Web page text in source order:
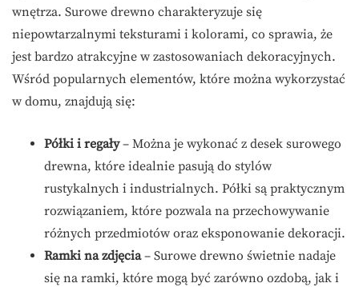
wnętrza. Surowe drewno charakteryzuje się
niepowtarzalnymi teksturami i kolorami, co sprawia, że
jest bardzo atrakcyjne w zastosowaniach dekoracyjnych.
Wśród popularnych elementów, które można wykorzystać
w domu, znajdują się:
Półki i regały– Można je wykonać z desek surowego
drewna, które idealnie pasują do stylów
rustykalnych i industrialnych. Półki są praktycznym
rozwiązaniem, które pozwala na przechowywanie
różnych przedmiotów oraz eksponowanie dekoracji.
Ramki na zdjęcia– Surowe drewno świetnie nadaje
się na ramki, które mogą być zarówno ozdobą, jak i